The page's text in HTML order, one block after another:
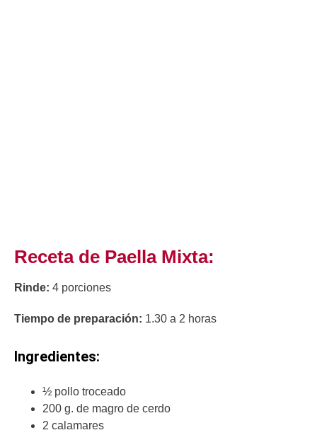
Receta de Paella Mixta:
Rinde: 4 porciones
Tiempo de preparación: 1.30 a 2 horas
Ingredientes:
½ pollo troceado
200 g. de magro de cerdo
2 calamares